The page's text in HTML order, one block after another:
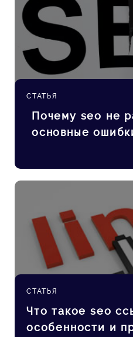
СТАТЬЯ
Почему seo не
основные
СТАТЬЯ
Что такое seo
особенности и